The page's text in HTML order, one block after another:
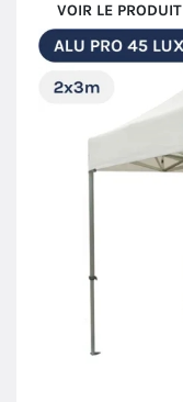
VOIR LE PRODUIT